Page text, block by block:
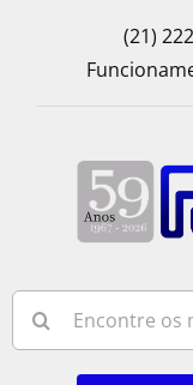
(21)
for: